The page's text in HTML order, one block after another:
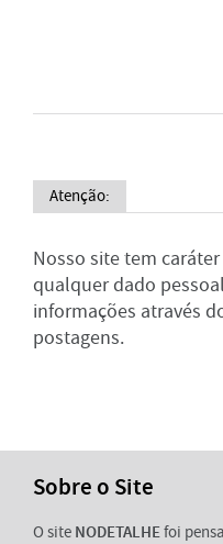
Atenção:
Nosso site tem
qualquer dado
informações através
postagens.
Sobre o Site
O site NODETALHEfoi